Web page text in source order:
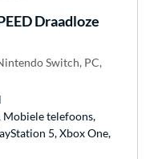
Draadloze
Switch, PC,
Mobiele telefoons,
5, Xbox One,